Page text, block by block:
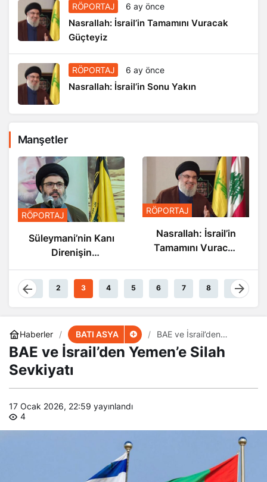
RÖPORTAJ 6 ay önce
Nasrallah: İsrail’in Tamamını Vuracak
Güçteyiz
RÖPORTAJ 6 ay önce
Nasrallah: İsrail’in Sonu Yakın
Manşetler
RÖPORTAJ
Süleymani’nin Kanı
Direnişin
Akıyor
RÖPORTAJ
Nasrallah: İsrail’in
Tamamını Vuracak
1 2 3 4 5 6 7 8 9
Haberler BATI ASYA
BAE ve İsrail’den
Yemen’e Silah Sevkiyatı
BAE ve İsrail’den Yemen’e Silah
Sevkiyatı
17 Ocak 2026, 22:59 yayınlandı
4